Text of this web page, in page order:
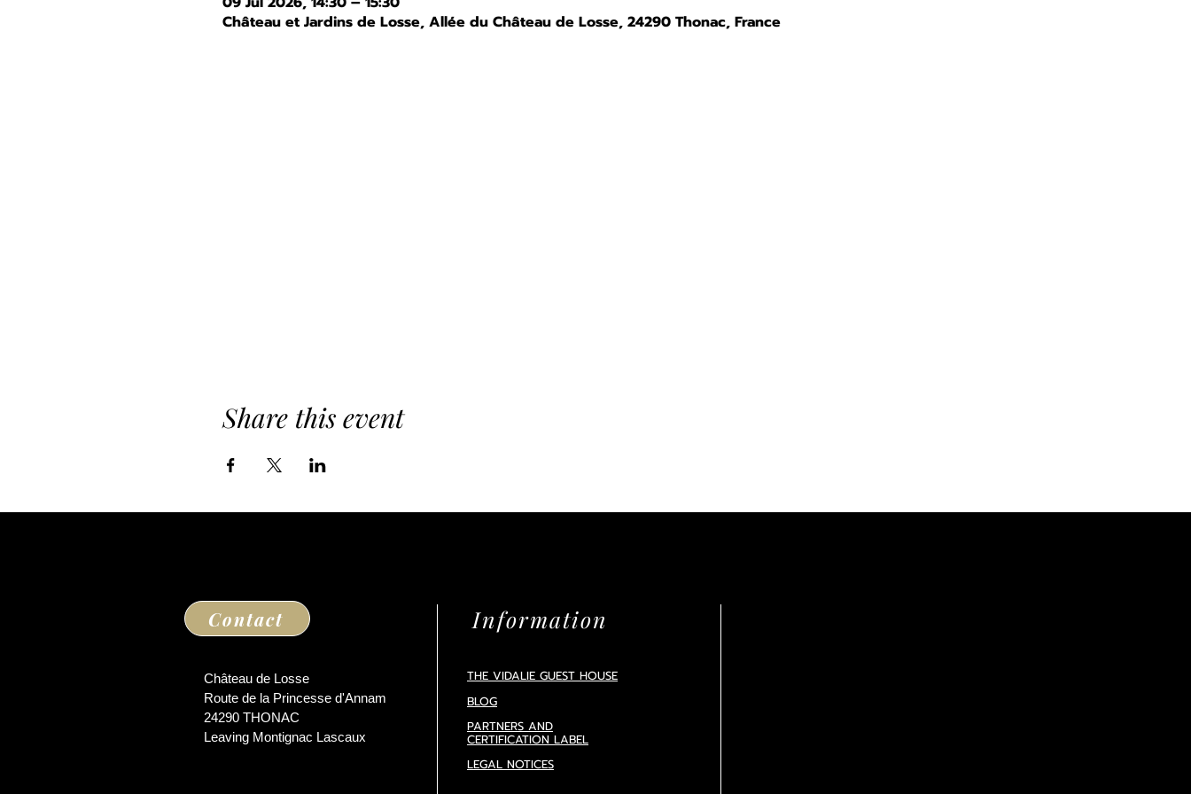
Château et Jardins de Losse, Allée du Château de Losse, 24290 Thonac, France
Share this event
Contact
Château de Losse
Route de la Princesse d'Annam
24290 THONAC
Leaving Montignac Lascaux
Information
THE VIDALIE GUEST HOUSE
BLOG
PARTNERS AND
CERTIFICATION LABEL
LEGAL NOTICES